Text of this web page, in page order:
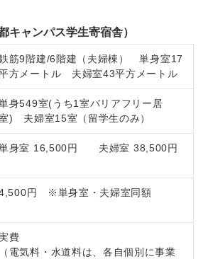
ャンパス学生寄宿舎）
筋9階建/6階建（夫婦棟） 単身室17
方メートル 夫婦室43平方メートル
身549室(うち1室バリアフリー居
) 夫婦室15室（留学生のみ）
身室 16,500円 夫婦室 38,500円
円 ※単身室・夫婦室同額
費
（電気料・水道料は、各自個別に事業